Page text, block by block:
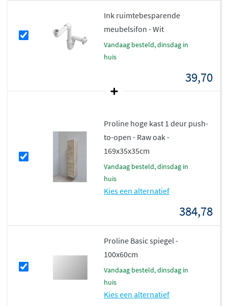
Ink ruimtebesparende
meubelsifon - Wit
vandaag besteld, dinsdag in
huis
39,70
Proline hoge kast 1 deur push-
to-open - Raw oak -
169x35x35cm
vandaag besteld, dinsdag in
huis
Kies een alternatief
384,78
Proline Basic spiegel -
100x60cm
vandaag besteld, dinsdag in
huis
Kies een alternatief